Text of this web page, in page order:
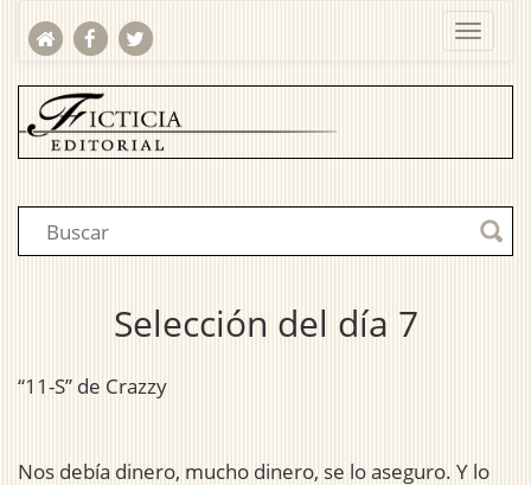
Selección del día 7
“11-S” de Crazzy
Nos debía dinero, mucho dinero, se lo aseguro. Y lo